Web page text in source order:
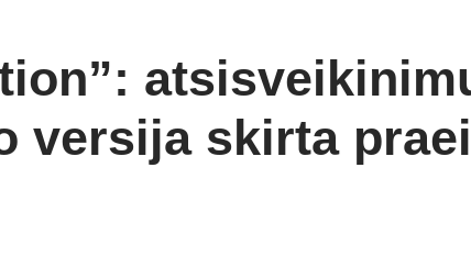
versija skirta